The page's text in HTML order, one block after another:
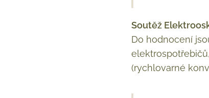
Soutěž
Do hodnocení
(rychlovarné